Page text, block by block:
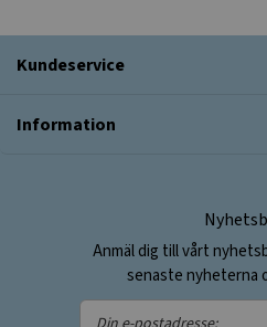
Kundeservice
Information
Anmäl dig till vårt
senaste nyheterna
Din